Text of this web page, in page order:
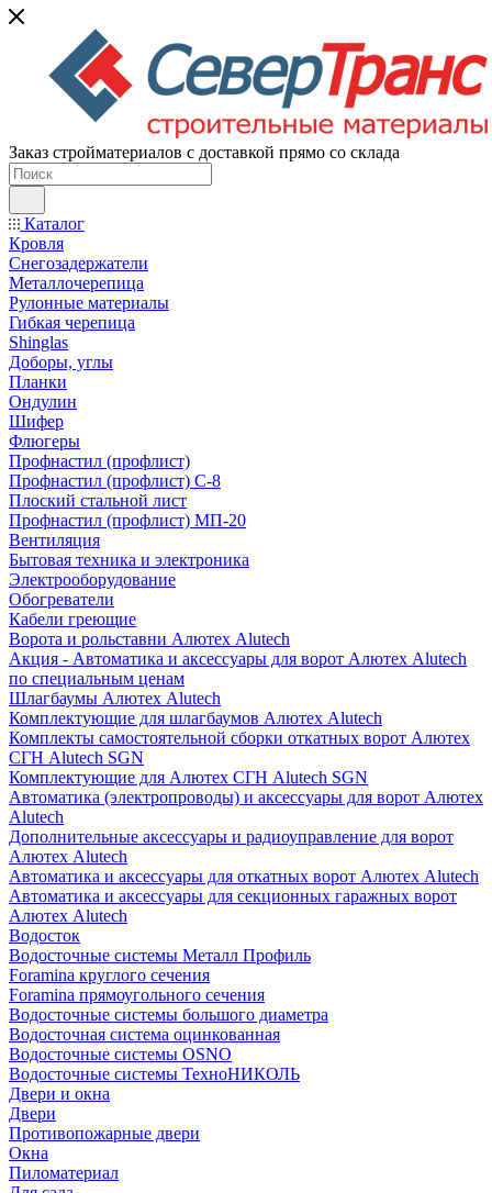
Заказ стройматериалов с доставкой прямо со склада
Каталог
Кровля
Снегозадержатели
Металлочерепица
Рулонные материалы
Гибкая черепица
Shinglas
Доборы, углы
Планки
Ондулин
Шифер
Флюгеры
Профнастил (профлист)
Профнастил (профлист) С-8
Плоский стальной лист
Профнастил (профлист) МП-20
Вентиляция
Бытовая техника и электроника
Электрооборудование
Обогреватели
Кабели греющие
Ворота и рольставни Алютех Alutech
Акция - Автоматика и аксессуары для ворот Алютех Alutech
по специальным ценам
Шлагбаумы Алютех Alutech
Комплектующие для шлагбаумов Алютех Alutech
Комплекты самостоятельной сборки откатных ворот Алютех
СГН Alutech SGN
Комплектующие для Алютех СГН Alutech SGN
Автоматика (электропроводы) и аксессуары для ворот Алютех
Alutech
Дополнительные аксессуары и радиоуправление для ворот
Алютех Alutech
Автоматика и аксессуары для откатных ворот Алютех Alutech
Автоматика и аксессуары для секционных гаражных ворот
Алютех Alutech
Водосток
Водосточные системы Металл Профиль
Foramina круглого сечения
Foramina прямоугольного сечения
Водосточные системы большого диаметра
Водосточная система оцинкованная
Водосточные системы OSNO
Водосточные системы ТехноНИКОЛЬ
Двери и окна
Двери
Противопожарные двери
Окна
Пиломатериал